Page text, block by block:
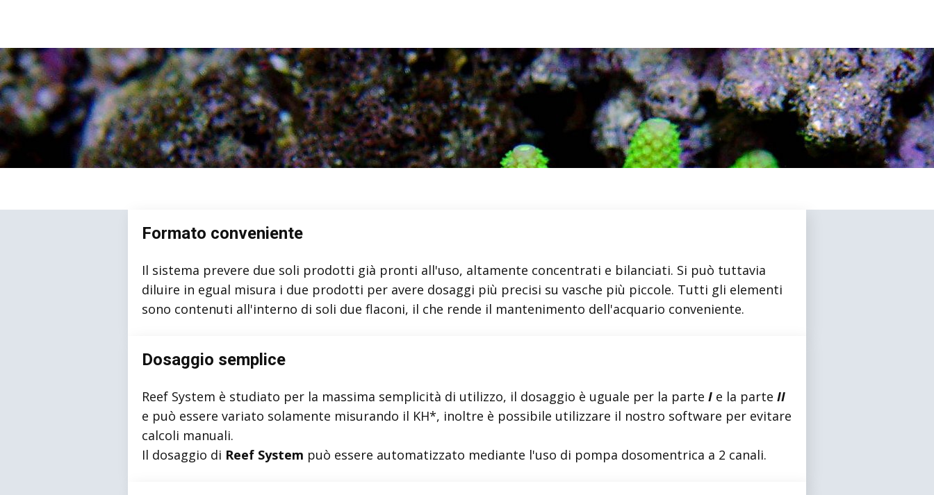
Formato conveniente
Il sistema prevere due soli prodotti già pronti all'uso, altamente concentrati e bilanciati. Si può tuttavia
diluire in egual misura i due prodotti per avere dosaggi più precisi su vasche più piccole. Tutti gli elementi
sono contenuti all'interno di soli due flaconi, il che rende il mantenimento dell'acquario conveniente.
Dosaggio semplice
Reef System è studiato per la massima semplicità di utilizzo, il dosaggio è uguale per la parte I e la parte II
e può essere variato solamente misurando il KH*, inoltre è possibile utilizzare il nostro software per evitare
calcoli manuali.
Il dosaggio di Reef System può essere automatizzato mediante l'uso di pompa dosomentrica a 2 canali.